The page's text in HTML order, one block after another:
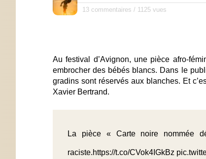
13 commentaires / 1125 vues
Au festival d’Avignon, une pièce afro-
embrocher des bébés blancs. Dans le
gradins sont réservés aux blanches. Et
Xavier Bertrand.
La pièce « Carte noire nommée
raciste.https://t.co/CVok4IGkBz